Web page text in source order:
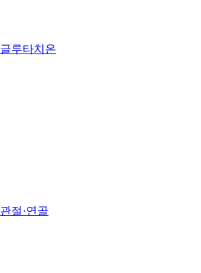
글루타치온
관절·연골